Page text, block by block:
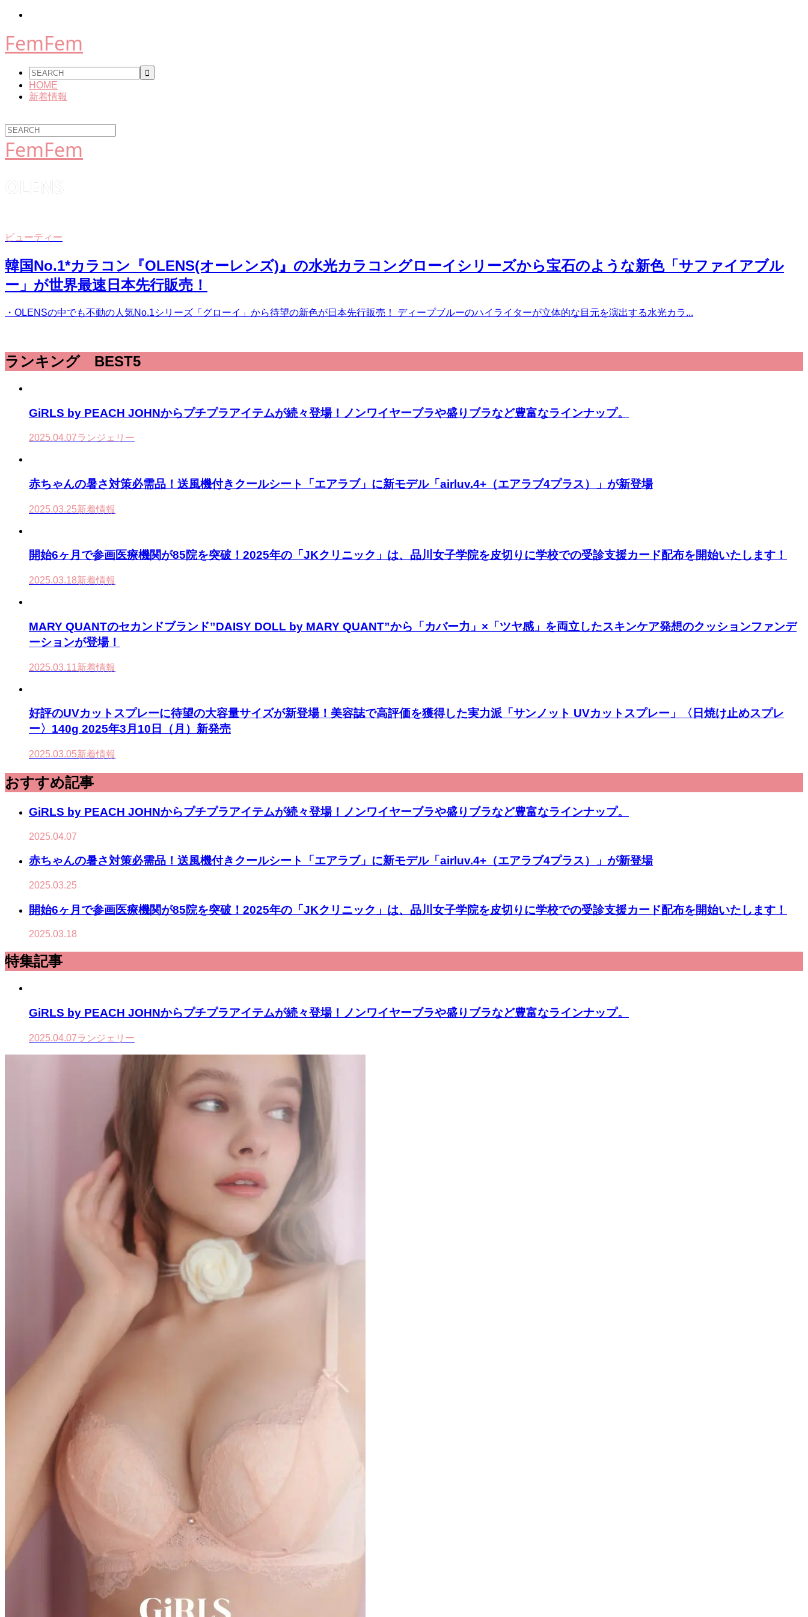
FemFem
HOME
新着情報
FemFem
OLENS
ビューティー
韓国No.1*カラコン『OLENS(オーレンズ)』の水光カラコングローイシリーズから宝石のような新色「サファイアブル
ー」が世界最速日本先行販売！
・OLENSの中でも不動の人気No.1シリーズ「グローイ」から待望の新色が日本先行販売！ ディープブルーのハイライターが立体的な目元を演出する水光カラ...
ランキング BEST5
GiRLS by PEACH JOHNからプチプラアイテムが続々登場！ノンワイヤーブラや盛りブラなど豊富なラインナップ。
2025.04.07ランジェリー
赤ちゃんの暑さ対策必需品！送風機付きクールシート「エアラブ」に新モデル「airluv.4+（エアラブ4プラス）」が新登場
2025.03.25新着情報
開始6ヶ月で参画医療機関が85院を突破！2025年の「JKクリニック」は、品川女子学院を皮切りに学校での受診支援カード配布を開始いたします！
2025.03.18新着情報
MARY QUANTのセカンドブランド”DAISY DOLL by MARY QUANT”から「カバー力」×「ツヤ感」を両立したスキンケア発想のクッションファンデ
ーションが登場！
2025.03.11新着情報
好評のUVカットスプレーに待望の大容量サイズが新登場！美容誌で高評価を獲得した実力派「サンノット UVカットスプレー」〈日焼け止めスプレ
ー〉140g 2025年3月10日（月）新発売
2025.03.05新着情報
おすすめ記事
GiRLS by PEACH JOHNからプチプラアイテムが続々登場！ノンワイヤーブラや盛りブラなど豊富なラインナップ。
2025.04.07
赤ちゃんの暑さ対策必需品！送風機付きクールシート「エアラブ」に新モデル「airluv.4+（エアラブ4プラス）」が新登場
2025.03.25
開始6ヶ月で参画医療機関が85院を突破！2025年の「JKクリニック」は、品川女子学院を皮切りに学校での受診支援カード配布を開始いたします！
2025.03.18
特集記事
GiRLS by PEACH JOHNからプチプラアイテムが続々登場！ノンワイヤーブラや盛りブラなど豊富なラインナップ。
2025.04.07ランジェリー